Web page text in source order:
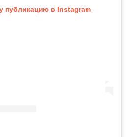
публикацию в Instagram